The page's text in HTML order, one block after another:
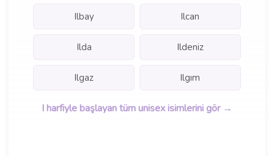
Ilbay Ilcan
Ilda Ildeniz
Ilgaz Ilgım
I harfiyle başlayan tüm unisex isimlerini gör →